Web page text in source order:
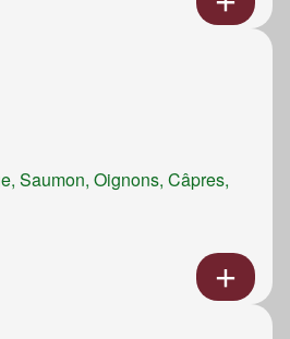
Saumon, Oignons, Câpres,